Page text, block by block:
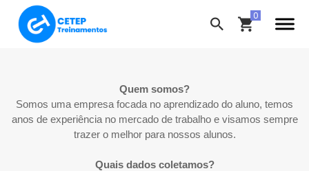
Quem somos?
Somos uma empresa focada no aprendizado do aluno, temos
anos de experiência no mercado de trabalho e visamos sempre
trazer o melhor para nossos alunos.
Quais dados coletamos?